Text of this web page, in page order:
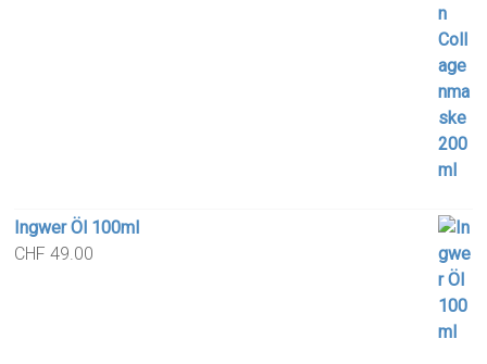
Ingwer Öl 100ml
CHF 49.00